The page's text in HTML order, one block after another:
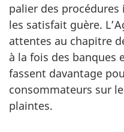
palier des
les satisfait guère.
attentes au chapitre
à la fois des banques
fassent davantage
consommateurs sur
plaintes.